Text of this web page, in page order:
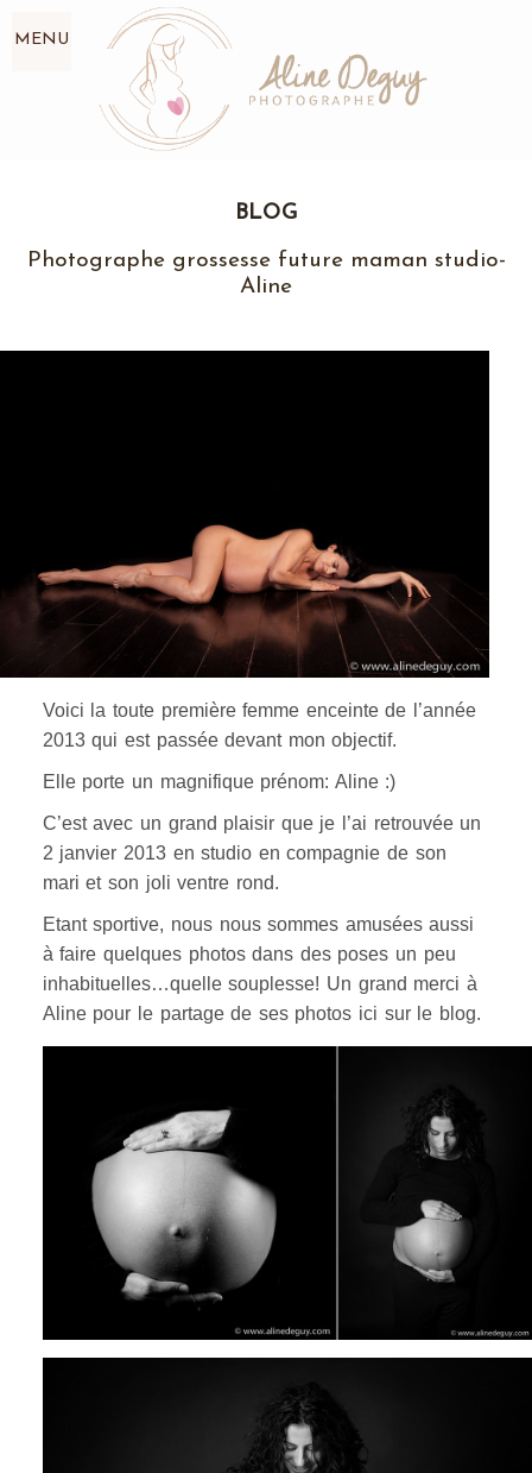
MENU
BLOG
Photographe grossesse future maman studio-
Aline
Voici la toute première femme enceinte de l’année
2013 qui est passée devant mon objectif.
Elle porte un magnifique prénom: Aline :)
C’est avec un grand plaisir que je l’ai retrouvée un
2 janvier 2013 en studio en compagnie de son
mari et son joli ventre rond.
Etant sportive, nous nous sommes amusées aussi
à faire quelques photos dans des poses un peu
inhabituelles…quelle souplesse! Un grand merci à
Aline pour le partage de ses photos ici sur le blog.